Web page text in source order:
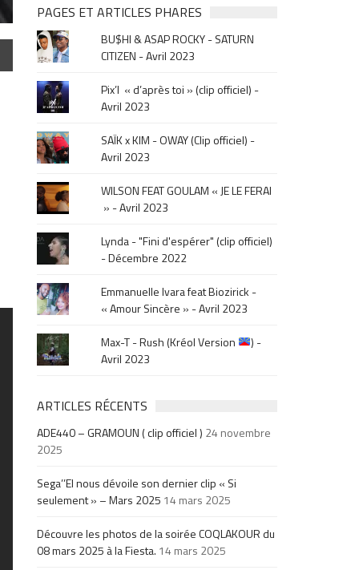
&
musique,
click
sur
le
mois
de
la
sortie
.
PAGES ET ARTICLES PHARES
BU$HI & ASAP ROCKY - SATURN
CITIZEN - Avril 2023
Pix’l « d’après toi » (clip officiel) -
Avril 2023
SAÏK x KIM - OWAY (Clip officiel) -
Avril 2023
WILSON FEAT GOULAM « JE LE FERAI
» - Avril 2023
Lynda - "Fini d'espérer" (clip officiel)
- Décembre 2022
Emmanuelle Ivara feat Biozirick -
« Amour Sincère » - Avril 2023
Max-T - Rush (Kréol Version
) -
Avril 2023
ARTICLES RÉCENTS
ADE440 – GRAMOUN ( clip officiel ) 24 novembre
2025
Sega’’El nous dévoile son dernier clip « Si
seulement » – Mars 2025 14 mars 2025
Découvre les photos de la soirée COQLAKOUR du
08 mars 2025 à la Fiesta. 14 mars 2025